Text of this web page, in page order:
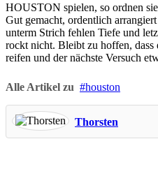
HOUSTON spielen, so ordnen
Gut gemacht, ordentlich
unterm Strich fehlen Tiefe und
rockt nicht. Bleibt zu hoffen, dass
reifen und der nächste Versuch
Alle Artikel zu houston
Thorsten